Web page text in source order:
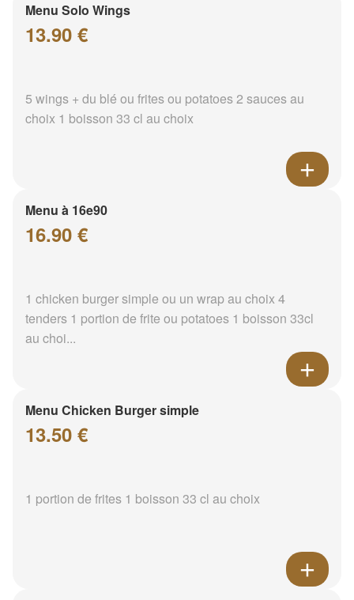
Menu Solo Wings
13.90 €
5 wings + du blé ou frites ou potatoes 2 sauces au
choix 1 boisson 33 cl au choix
Menu à 16e90
16.90 €
1 chicken burger simple ou un wrap au choix 4
tenders 1 portion de frite ou potatoes 1 boisson 33cl
au choi...
Menu Chicken Burger simple
13.50 €
1 portion de frites 1 boisson 33 cl au choix